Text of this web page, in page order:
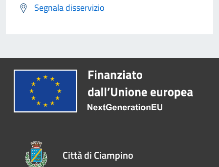
Segnala disservizio
Città di Ciampino